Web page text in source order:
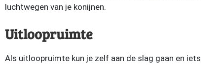
luchtwegen van je konijnen.
Uitloopruimte
Als uitloopruimte kun je zelf aan de slag gaan en iets